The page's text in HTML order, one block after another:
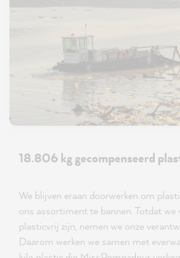
18.806 kg gecompenseerd
We blijven eraan doorwerken om
ons assortiment te bannen. Totdat we
plasticvrij zijn, nemen we onze
Daarom werken we samen met